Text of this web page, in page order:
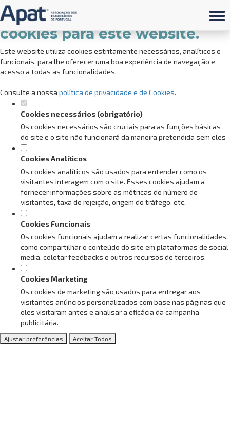
Defina as suas preferências de
cookies para este website.
Este website utiliza cookies estritamente necessários, analíticos e
funcionais, para lhe oferecer uma boa experiência de navegação e
acesso a todas as funcionalidades.
Consulte a nossa política de privacidade e de Cookies.
Cookies necessários (obrigatório)
Os cookies necessários são cruciais para as funções básicas
do site e o site não funcionará da maneira pretendida sem eles
Cookies Analíticos
Os cookies analíticos são usados para entender como os
visitantes interagem com o site. Esses cookies ajudam a
fornecer informações sobre as métricas do número de
visitantes, taxa de rejeição, origem do tráfego, etc.
Cookies Funcionais
Os cookies funcionais ajudam a realizar certas funcionalidades,
como compartilhar o conteúdo do site em plataformas de social
media, coletar feedbacks e outros recursos de terceiros.
Cookies Marketing
Os cookies de marketing são usados para entregar aos
visitantes anúncios personalizados com base nas páginas que
eles visitaram antes e analisar a eficácia da campanha
publicitária.
Ajustar preferências Aceitar Todos